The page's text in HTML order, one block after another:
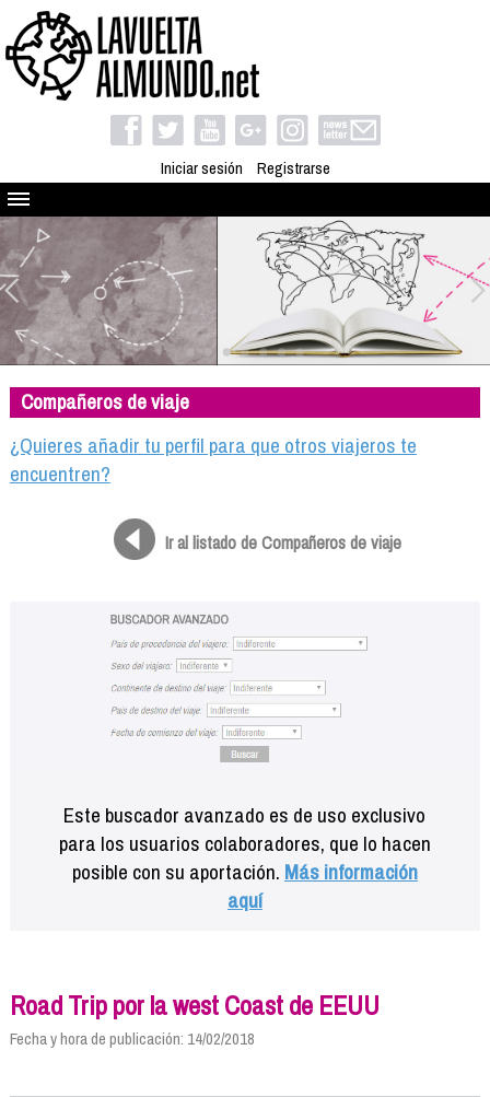
Iniciar sesión Registrarse
Quienes somos
El proyecto
Blog
Viaja con nosotros
Camino solidario
Libros
Compañeros de viaje
Compañeros de viaje
¿Quieres añadir tu perfil para que otros viajeros te
encuentren?
Ir al listado de Compañeros de viaje
Este buscador avanzado es de uso exclusivo
para los usuarios colaboradores, que lo hacen
posible con su aportación. Más información
aquí
Road Trip por la west Coast de EEUU
Fecha y hora de publicación: 14/02/2018